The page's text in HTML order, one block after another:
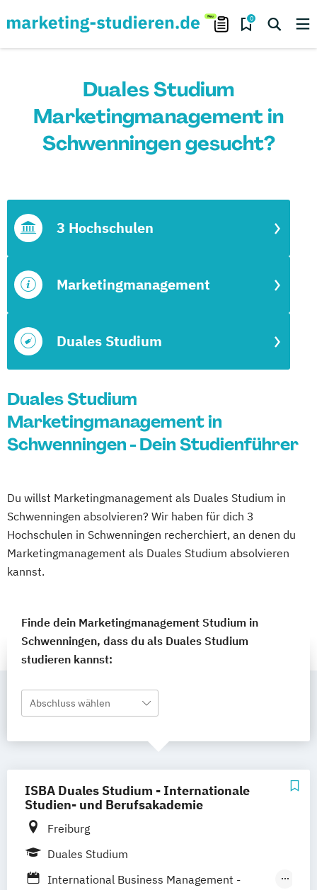
0
Duales Studium
Marketingmanagement in
Schwenningen gesucht?
Duales Studium
Marketingmanagement
3 Hochschulen
Duales Studium
Marketingmanagement in
Schwenningen - Dein Studienführer
Du willst Marketingmanagement als Duales Studium in
Schwenningen absolvieren? Wir haben für dich 3
Hochschulen in Schwenningen recherchiert, an denen du
Marketingmanagement als Duales Studium absolvieren
kannst.
Finde dein Marketingmanagement Studium in
Schwenningen, dass du als Duales Studium
studieren kannst:
Abschluss wählen
ISBA Duales Studium - Internationale
Studien- und Berufsakademie
Freiburg
Duales Studium
International Business Management -